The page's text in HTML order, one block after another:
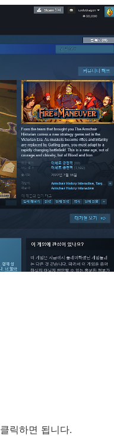
클릭하면 됩니다.